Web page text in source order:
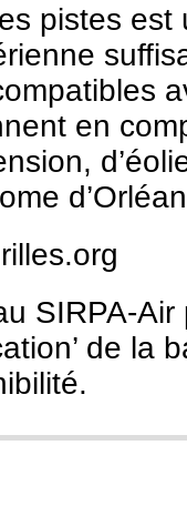
pistes
en
SIRPA-
de